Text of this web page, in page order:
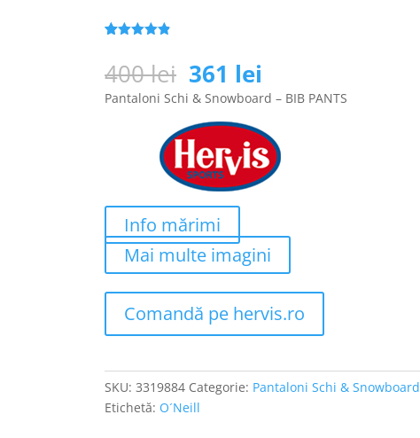
pe baza a
de evaluări
de la clienți
400lei Prețul
inițial
a
fost:
400 lei.
361 lei
curent
este:
361 lei.
Pantaloni Schi & Snowboard – BIB PANTS
Info mărimi
Mai multe imagini
Comandă pe hervis.ro
SKU:3319884 Categorie: Pantaloni Schi & Snowboard
Etichetă: O´Neill